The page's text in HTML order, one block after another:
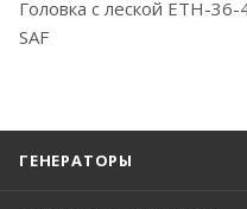
Головка с леской ETH-
SAF
ГЕНЕРАТОРЫ